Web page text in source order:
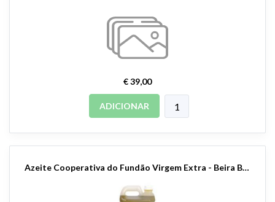
€ 39,00
ADICIONAR
Azeite Cooperativa do Fundão Virgem Extra - Beira Baixa 5L